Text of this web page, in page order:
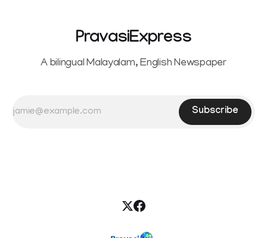
PravasiExpress
A bilingual Malayalam, English Newspaper
Subscribe